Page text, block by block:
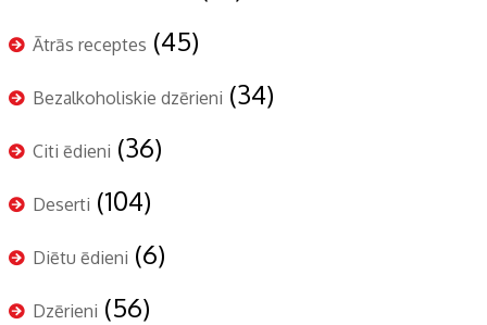
Ātrās receptes (45)
Bezalkoholiskie dzērieni (34)
Citi ēdieni (36)
Deserti (104)
Diētu ēdieni (6)
Dzērieni (56)